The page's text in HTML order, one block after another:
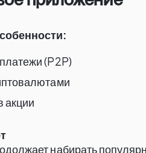
(P2P)
акции
набирать